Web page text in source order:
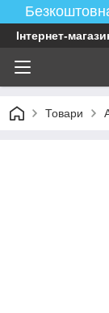
Інтернет-
Товари